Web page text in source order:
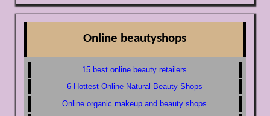
Online beautyshops
15 best online beauty retailers
6 Hottest Online Natural Beauty Shops
Online organic makeup and beauty shops